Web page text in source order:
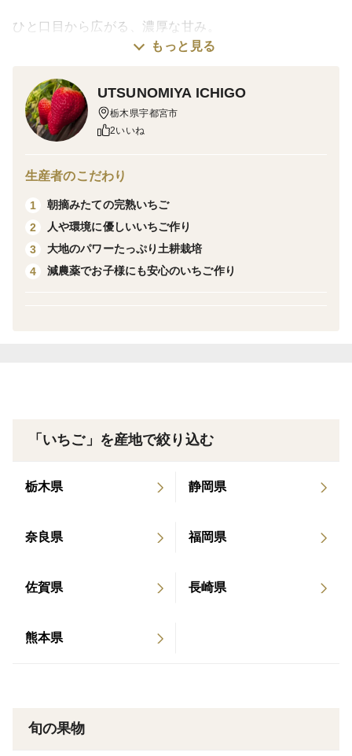
ひと口目から広がる、濃厚な甘み。
酸味が少なく甘みが強いです！
果肉がしっかりしていて歯切れがよく、中はみずみずし
くジューシー。
す。
栽培・生産のこだわり
当園では、産地直送だからこそできる
理。
を箱詰めしています。
大量生産ではなく、味と鮮度を大切にした栽培を心がけ
産地の特徴
もっと見る
UTSUNOMIYA ICHIGO
栃木県宇都宮市
2いいね
生産者のこだわり
1
朝摘みたての完熟いちご
2
人や環境に優しいいちご作り
3
大地のパワーたっぷり土耕栽培
4
減農薬でお子様にも安心のいちご作り
「いちご」を産地で絞り込む
栃木県 静岡県
奈良県 福岡県
佐賀県 長崎県
熊本県
旬の果物